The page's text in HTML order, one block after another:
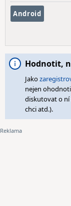
Android
Hodnotit,
Jako
nejen
diskutovat o ní
chci atd.).